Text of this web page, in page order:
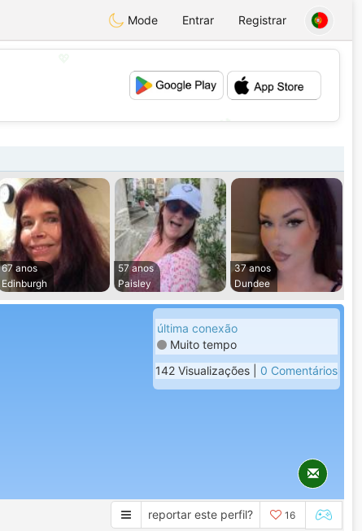
Mode Entrar Registrar
67 anos
Edinburgh
57 anos
Paisley
37 anos
Dundee
última conexão
Muito tempo
142 Visualizações | 0 Comentários
reportar este perfil? 16